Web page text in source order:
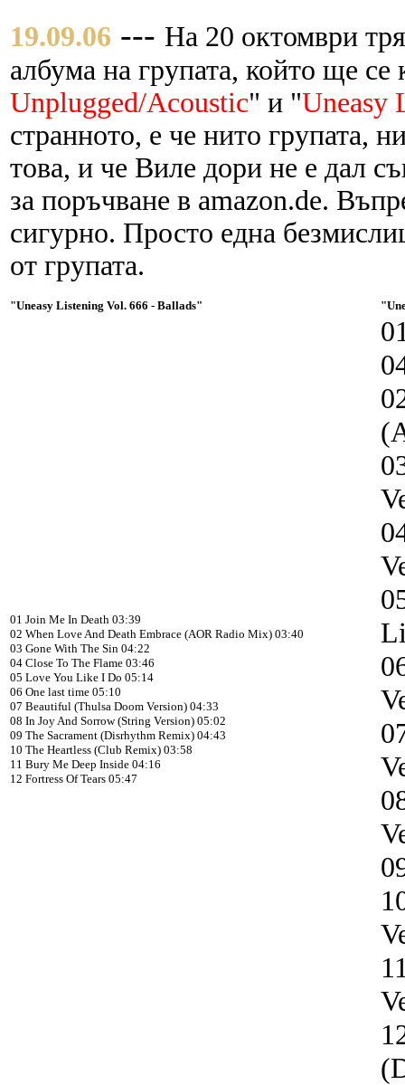
19.09.06 --- На 20 октомври
албума на групата, който ще се
Unplugged/Acoustic" и "Uneasy
странното, е че нито групата,
това, и че Виле дори не е дал
за поръчване в amazon.de.
сигурно. Просто една
от групата.
"Uneasy Listening Vol. 666 - Ballads"
01 Join Me In Death 03:39
02 When Love And Death Embrace (AOR Radio Mix) 03:40
03 Gone With The Sin 04:22
04 Close To The Flame 03:46
05 Love You Like I Do 05:14
06 One last time 05:10
07 Beautiful (Thulsa Doom Version) 04:33
08 In Joy And Sorrow (String Version) 05:02
09 The Sacrament (Disrhythm Remix) 04:43
10 The Heartless (Club Remix) 03:58
11 Bury Me Deep Inside 04:16
12 Fortress Of Tears 05:47